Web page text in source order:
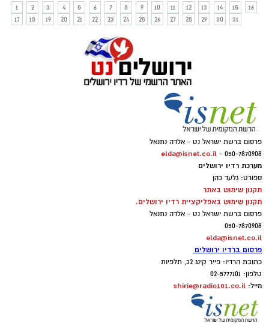
1
2 3 4 5 6 7 8 9 10 11 12 13 14 15
16
17
18 19 20 21 22 23 24 25 26 27 28 29 30 31
פרסום ברשת ישראל נט - אלדה נתנאל
050-7870908 -
elda@isnet.co.il
מערכת רדיו ירושלים
ספורט: גלעד כהן
תקנון שימוש באתר
תקנון שימוש באפליקציית רדיו ירושלים.
פרסום ברשת ישראל נט - אלדה נתנאל
050-7870908
elda@isnet.co.il
פרסום ברדיו ירושלים
כתובת הרדיו: פייר קינג 32, תלפיות
טלפון: 02-5777101
מייל: shirie@radio101.co.il